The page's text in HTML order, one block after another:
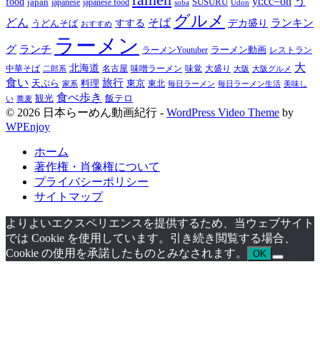
japanese japanese food soba SUSURU Udon
どん うどんそば おすすめ すする そば グルメ デカ盛り ランキン
グ ランチ ラーメン ラーメンYoutuber ラーメン動画 レストラン
中華そば 二郎系 北海道 名古屋 味噌ラーメン 味覚 大盛り 大阪 大阪グルメ
大
食い 天ぷら 家系 料理 旅行 東京 東北 毎日ラーメン 毎日ラーメン生活 美味し
い 蕎麦 観光 食べ歩き 飯テロ
© 2026 日本らーめん動画紀行 - WordPress Video Theme by
WPEnjoy
ホーム
著作権・肖像権について
プライバシーポリシー
サイトマップ
よりよいエクスペリエンスを提供するため、当ウェブサイト
では Cookie を使用しています。引き続き閲覧する場合、
Cookie の使用を承諾したものとみなされます。
OK